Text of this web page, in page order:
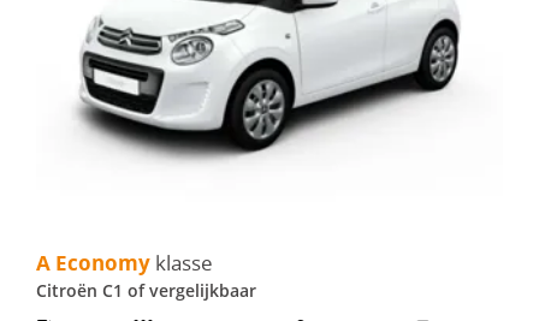
A Economy klasse
Citroën C1 of vergelijkbaar